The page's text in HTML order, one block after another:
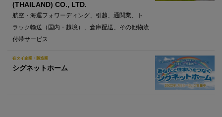
(THAILAND) CO., LTD.
航空・海運フォワーディング、引越、通関業、ト
ラック輸送（国内・越境）、倉庫配送、その他物流
付帯サービス
在タイ企業・製造業
シグネットホーム